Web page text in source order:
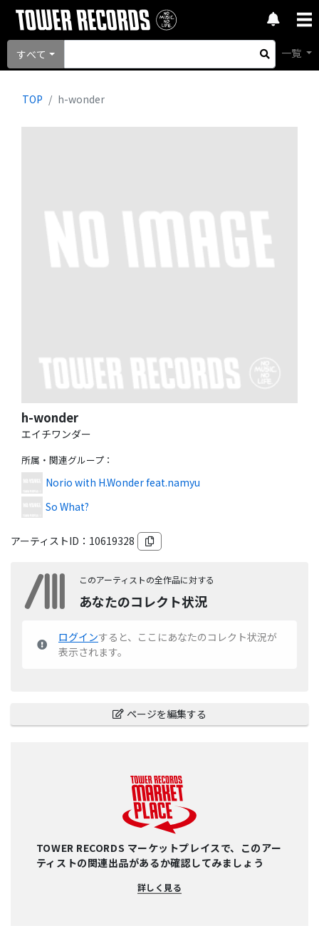
すべて 一覧
TOP h-wonder
h-wonder
エイチワンダー
所属・関連グループ ：
Norio with H.Wonder feat.namyu
So What?
アーティストID： 10619328
このアーティストの全作品に対する
あなたのコレクト状況
ログインすると、ここにあなたのコレクト状況が
表示されます。
ページを編集する
TOWER RECORDS マーケットプレイスで、このアー
ティストの関連出品があるか確認してみましょう
詳しく見る